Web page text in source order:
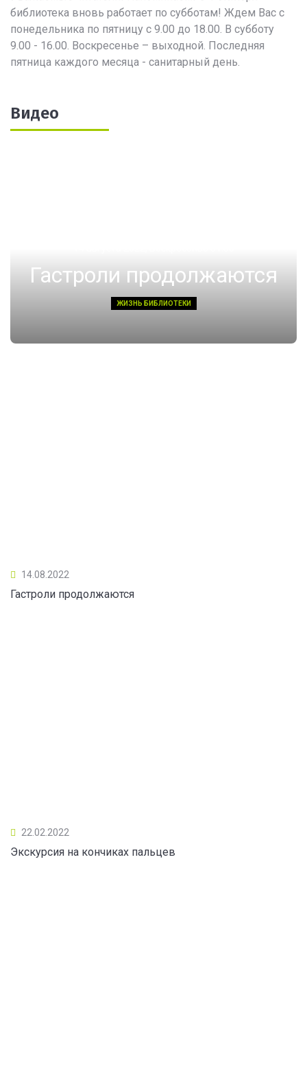
библиотека вновь работает по субботам! Ждем Вас с
понедельника по пятницу с 9.00 до 18.00. В субботу
9.00 - 16.00. Воскресенье – выходной. Последняя
пятница каждого месяца - санитарный день.
Видео
Гастроли продолжаются
ЖИЗНЬ БИБЛИОТЕКИ
14.08.2022
Гастроли продолжаются
22.02.2022
Экскурсия на кончиках пальцев